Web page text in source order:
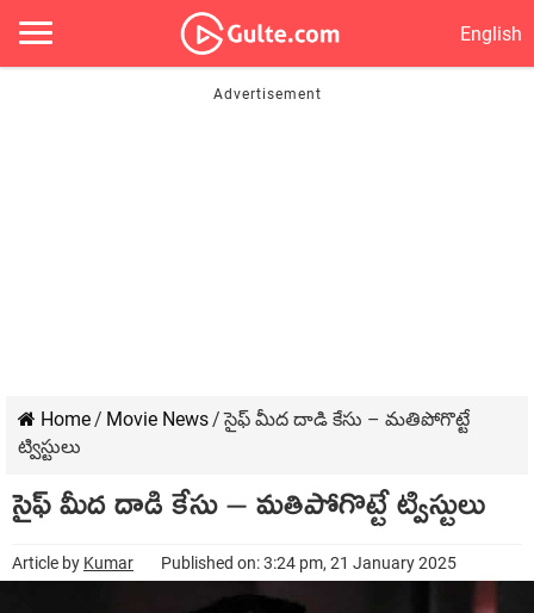
English
Home/ Movie News/ సైఫ్ మీద దాడి కేసు – మతిపోగొట్టే
ట్విస్టులు
సైఫ్ మీద దాడి కేసు – మతిపోగొట్టే ట్విస్టులు
Article by Kumar Published on: 3:24 pm, 21 January 2025